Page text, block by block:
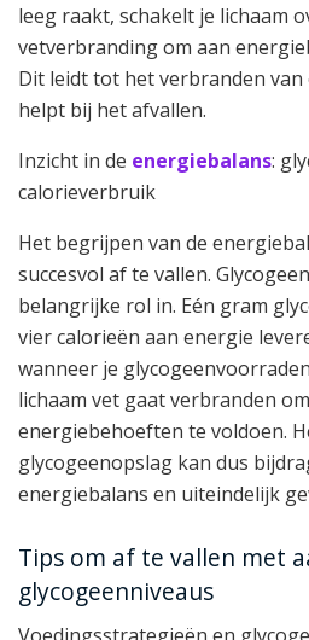
leeg raakt, schakelt je lichaam
vetverbranding om aan
Dit leidt tot het verbranden
helpt bij het afvallen.
Inzicht in de energiebalans:
calorieverbruik
Het begrijpen van de
succesvol af te vallen.
belangrijke rol in. Eén gram
vier calorieën aan energie
wanneer je
lichaam vet gaat verbranden
energiebehoeften te voldoen.
glycogeenopslag kan dus
energiebalans en uiteindelijk
Tips om af te vallen met
glycogeenniveaus